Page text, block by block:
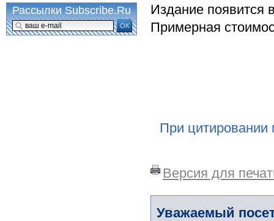
Издание появится
Примерная
При цитировании
Версия для
Уважаемый
Рассылки Subscribe.Ru
ОК